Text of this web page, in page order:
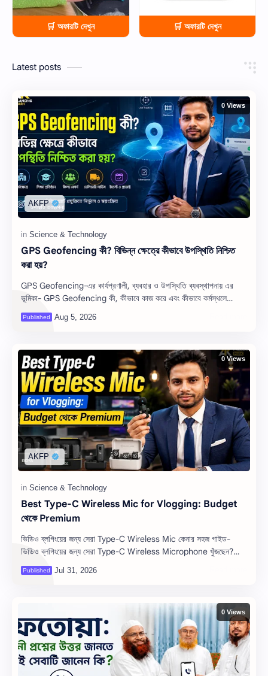
🛒 অফারটি দেখুন 🛒 অফারটি দেখুন
Latest posts
0 Views
GPS Geofencing কী? বিভিন্ন ক্ষেত্রে কীভাবে উপস্থিতি নিশ্চিত
করা হয়?
GPS Geofencing-এর কার্যপ্রণালী, ব্যবহার ও উপস্থিতি ব্যবস্থাপনায় এর
ভূমিকা- GPS Geofencing কী, কীভাবে কাজ করে এবং কীভাবে কর্মস্থলে
Attendance নিশ্চিত…
0 Views
Best Type-C Wireless Mic for Vlogging: Budget
থেকে Premium
ভিডিও ব্লগিংয়ের জন্য সেরা Type-C Wireless Mic কেনার সহজ গাইড-
ভিডিও ব্লগিংয়ের জন্য সেরা Type-C Wireless Microphone খুঁজছেন?
K9, Ulanzi J12, BOYA BY…
0 Views